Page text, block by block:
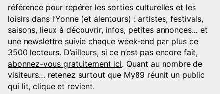
référence pour repérer les sorties culturelles et les
loisirs dans l’Yonne (et alentours) : artistes, festivals,
saisons, lieux à découvrir, infos, petites annonces… et
une newslettre suivie chaque week-end par plus de
3500 lecteurs. D’ailleurs, si ce n’est pas encore fait,
abonnez-vous gratuitement ici. Quant au nombre de
visiteurs… retenez surtout que My89 réunit un public
qui lit, clique et revient.